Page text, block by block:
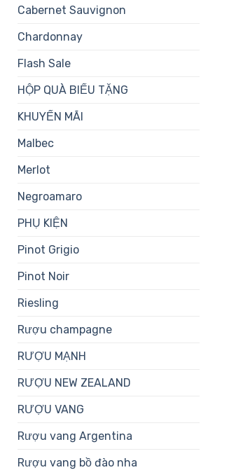
Cabernet Sauvignon
Chardonnay
Flash Sale
HỘP QUÀ BIẾU TẶNG
KHUYẾN MÃI
Malbec
Merlot
Negroamaro
PHỤ KIỆN
Pinot Grigio
Pinot Noir
Riesling
Rượu champagne
RƯỢU MẠNH
RƯỢU NEW ZEALAND
RƯỢU VANG
Rượu vang Argentina
Rượu vang bồ đào nha